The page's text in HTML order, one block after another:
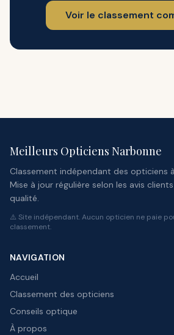
Voir le classement
Meilleurs Opticiens Narbonne
Classement indépendant des opticiens à
Mise à jour régulière selon les avis
qualité.
⚠️ Site indépendant. Aucun opticien ne paie
classement.
NAVIGATION
Accueil
Classement des opticiens
Conseils optique
À propos